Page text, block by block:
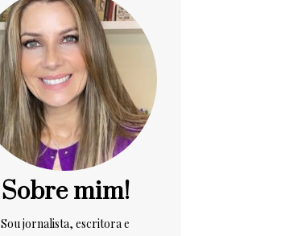
Sobre mim!
Sou jornalista, escritora e